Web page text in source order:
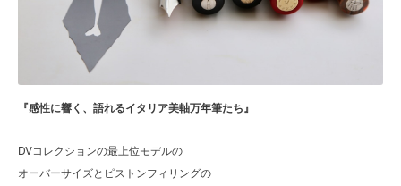
『感性に響く、語れるイタリア美軸万年筆たち』
DVコレクションの最上位モデルの
オーバーサイズとピストンフィリングの